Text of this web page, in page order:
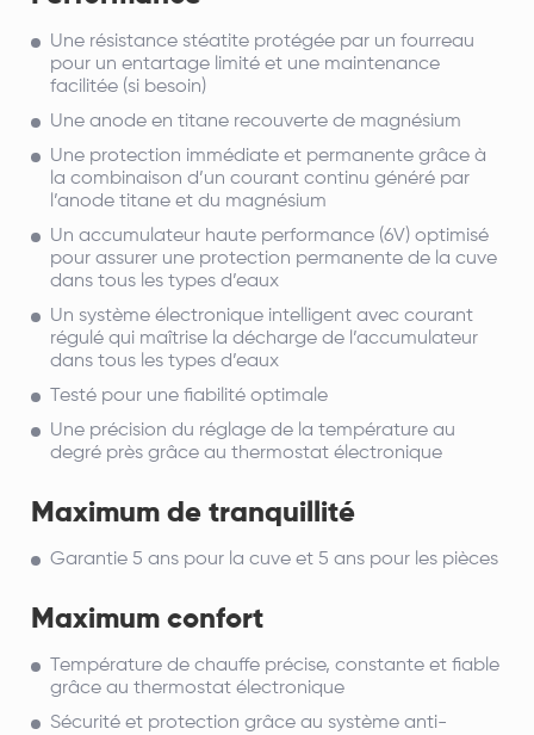
Une résistance stéatite protégée par un fourreau
pour un entartage limité et une maintenance
facilitée (si besoin)
Une anode en titane recouverte de magnésium
Une protection immédiate et permanente grâce à
la combinaison d’un courant continu généré par
l’anode titane et du magnésium
Un accumulateur haute performance (6V) optimisé
pour assurer une protection permanente de la cuve
dans tous les types d’eaux
Un système électronique intelligent avec courant
régulé qui maîtrise la décharge de l’accumulateur
dans tous les types d’eaux
Testé pour une fiabilité optimale
Une précision du réglage de la température au
degré près grâce au thermostat électronique
Maximum de tranquillité
Garantie 5 ans pour la cuve et 5 ans pour les pièces
Maximum confort
Température de chauffe précise, constante et fiable
grâce au thermostat électronique
Sécurité et protection grâce au système anti-